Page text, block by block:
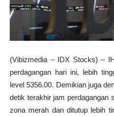
(Vibizmedia – IDX Stocks) –
perdagangan hari ini, lebih
level 5356.00. Demikian juga
detik terakhir jam perdagangan
zona merah dan ditutup lebih